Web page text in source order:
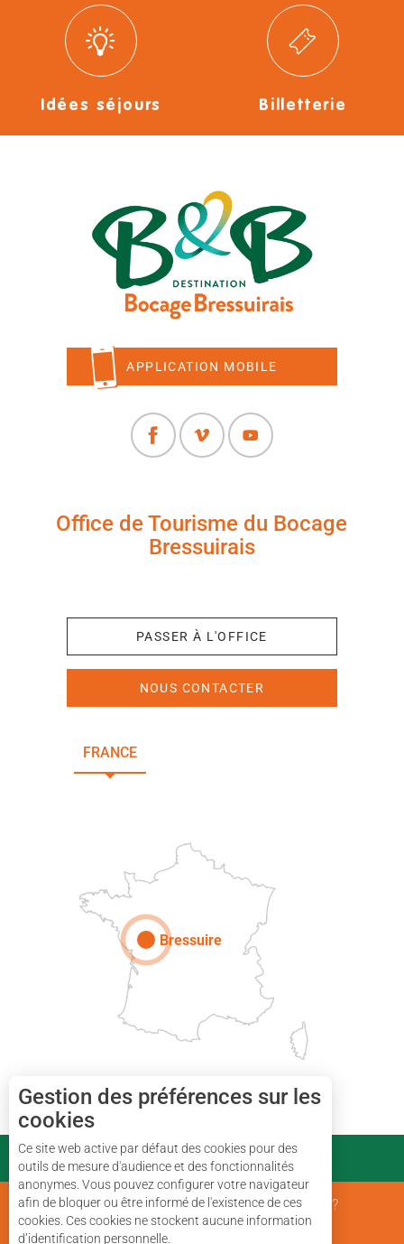
Idées séjours Billetterie
APPLICATION MOBILE
Office de Tourisme du Bocage
Bressuirais
PASSER À L'OFFICE
NOUS CONTACTER
FRANCE
Bressuire
PARTENAIRES
Mentions Légales Qui sommes nous ?
Gestion des préférences sur les
cookies
Ce site web active par défaut des cookies pour des
outils de mesure d'audience et des fonctionnalités
anonymes. Vous pouvez configurer votre navigateur
afin de bloquer ou être informé de l'existence de ces
cookies. Ces cookies ne stockent aucune information
d’identification personnelle.